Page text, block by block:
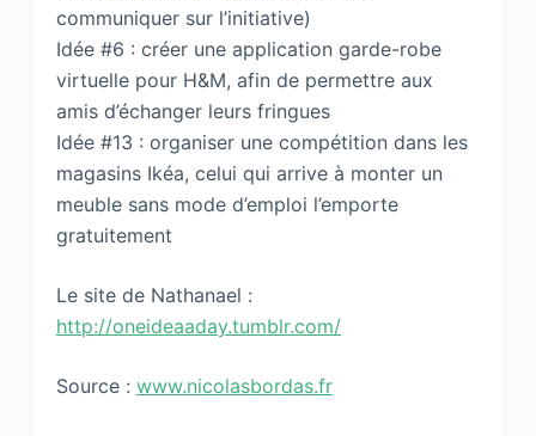
communiquer sur l’initiative)
Idée #6 : créer une application garde-robe
virtuelle pour H&M, afin de permettre aux
amis d’échanger leurs fringues
Idée #13 : organiser une compétition dans les
magasins Ikéa, celui qui arrive à monter un
meuble sans mode d’emploi l’emporte
gratuitement
Le site de Nathanael :
http://oneideaaday.tumblr.com/
Source : www.nicolasbordas.fr